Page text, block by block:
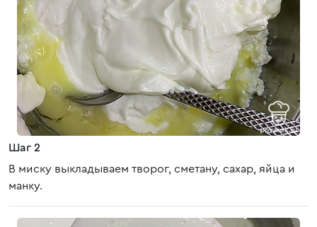
Шаг 2
В миску выкладываем творог, сметану, сахар, яйца и
манку.